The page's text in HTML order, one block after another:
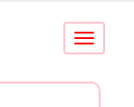
Conmutar